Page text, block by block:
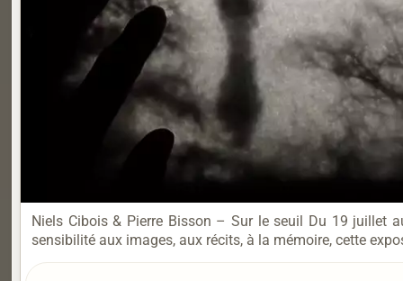
Niels Cibois & Pierre Bisson – Sur le seuil Du 19 juillet
sensibilité aux images, aux récits, à la mémoire, cette